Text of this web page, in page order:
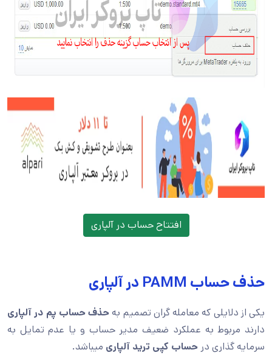
افتتاح حساب در آلپاری
حذف حساب PAMM در آلپاری
یکی از دلایلی که معامله گران تصمیم بهحذف حساب پم در آلپاری
دارند مربوط به عملکرد ضعیف مدیر حساب و یا عدم تمایل به
سرمایه گذاری در حساب کپی ترید آلپاری میباشد.